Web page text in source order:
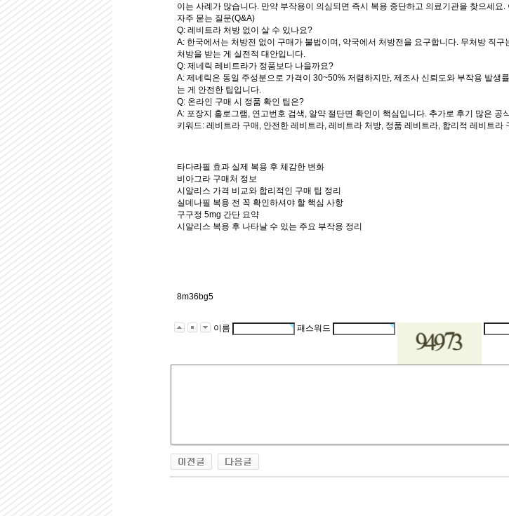
이는 사례가 많습니다. 만약 부작용이 의심되면 즉시 복용 중단하고 의료기관을 찾으세
자주 묻는 질문(Q&A)
Q: 레비트라 처방 없이 살 수 있나요?
A: 한국에서는 처방전 없이 구매가 불법이며, 약국에서 처방전을 요구합니다. 무처방 직
처방을 받는 게 실전적 대안입니다.
Q: 제네릭 레비트라가 정품보다 나을까요?
A: 제네릭은 동일 주성분으로 가격이 30~50% 저렴하지만, 제조사 신뢰도와 부작용 발
는 게 안전한 팁입니다.
Q: 온라인 구매 시 정품 확인 팁은?
A: 포장지 홀로그램, 연고번호 검색, 알약 절단면 확인이 핵심입니다. 추가로 후기 많은
키워드: 레비트라 구매, 안전한 레비트라, 레비트라 처방, 정품 레비트라, 합리적 레비트라
타다라필 효과 실제 복용 후 체감한 변화
비아그라 구매처 정보
시알리스 가격 비교와 합리적인 구매 팁 정리
실데나필 복용 전 꼭 확인하셔야 할 핵심 사항
구구정 5mg 간단 요약
시알리스 복용 후 나타날 수 있는 주요 부작용 정리
8m36bg5
이름 패스워드